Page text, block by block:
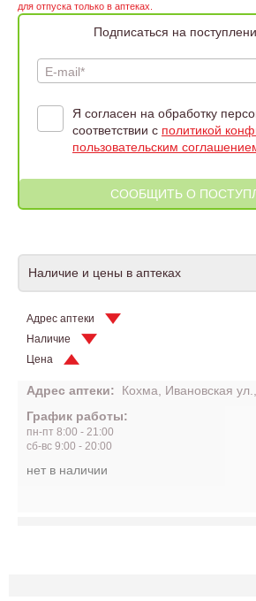
для отпуска только в аптеках.
Подписаться на
E-mail*
Я согласен на обработку
соответствии с политикой
пользовательским
Наличие и цены в аптеках
Адрес аптеки
Наличие
Цена
Адрес аптеки:
Кохма, Ивановская
График работы:
пн-пт 8:00 - 21:00
сб-вс 9:00 - 20:00
нет в наличии